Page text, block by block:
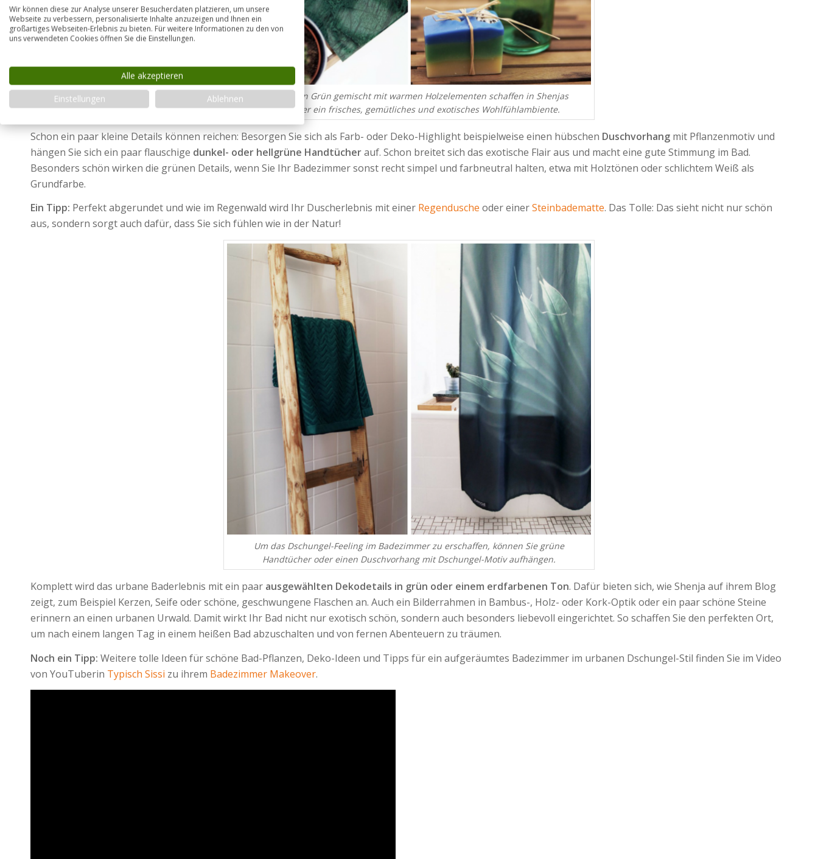
Dekodetails in Grün gemischt mit warmen Holzelementen schaffen in Shenjas
Badezimmer ein frisches, gemütliches und exotisches Wohlfühlambiente.
Schon ein paar kleine Details können reichen: Besorgen Sie sich als Farb- oder Deko-Highlight beispielweise einen hübschen Duschvorhang mit Pflanzenmotiv und
hängen Sie sich ein paar flauschige dunkel- oder hellgrüne Handtücherauf. Schon breitet sich das exotische Flair aus und macht eine gute Stimmung im Bad.
Besonders schön wirken die grünen Details, wenn Sie Ihr Badezimmer sonst recht simpel und farbneutral halten, etwa mit Holztönen oder schlichtem Weiß als
Grundfarbe.
Ein Tipp: Perfekt abgerundet und wie im Regenwald wird Ihr Duscherlebnis mit einer Regendusche oder einerSteinbadematte. Das Tolle: Das sieht nicht nur schön
aus, sondern sorgt auch dafür, dass Sie sich fühlen wie in der Natur!
Um das Dschungel-Feeling im Badezimmer zu erschaffen, können Sie grüne
Handtücher oder einen Duschvorhang mit Dschungel-Motiv aufhängen.
Komplett wird das urbane Baderlebnis mit ein paar ausgewählten Dekodetails in grün oder einem erdfarbenen Ton. Dafür bieten sich, wie Shenja auf ihrem Blog
zeigt, zum Beispiel Kerzen, Seife oder schöne, geschwungene Flaschen an. Auch ein Bilderrahmen in Bambus-, Holz- oder Kork-Optik oder ein paar schöne Steine
erinnern an einen urbanen Urwald. Damit wirkt Ihr Bad nicht nur exotisch schön, sondern auch besonders liebevoll eingerichtet. So schaffen Sie den perfekten Ort,
um nach einem langen Tag in einem heißen Bad abzuschalten und von fernen Abenteuern zu träumen.
Noch ein Tipp: Weitere tolle Ideen für schöne Bad-Pflanzen, Deko-Ideen und Tipps für ein aufgeräumtes Badezimmer im urbanen Dschungel-Stil finden Sie im Video
von YouTuberin Typisch Sissi zu ihrem Badezimmer Makeover.
Wir können diese zur Analyse unserer Besucherdaten platzieren, um unsere
Webseite zu verbessern, personalisierte Inhalte anzuzeigen und Ihnen ein
großartiges Webseiten-Erlebnis zu bieten. Für weitere Informationen zu den von
uns verwendeten Cookies öffnen Sie die Einstellungen.
Alle akzeptieren
Einstellungen
Ablehnen